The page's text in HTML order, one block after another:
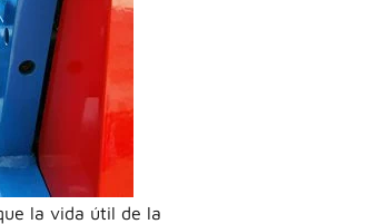
la vida útil de la